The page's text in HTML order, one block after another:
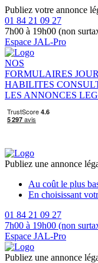
Publiez votre annonce
01 84 21 09 27
7h00 à 19h00 (non
Espace JAL-Pro
NOS
FORMULAIRES
HABILITES
LES ANNONCES
Publiez une annonce
Au coût le plus
En choisissant
01 84 21 09 27
7h00 à 19h00 (non
Espace JAL-Pro
Publiez une annonce